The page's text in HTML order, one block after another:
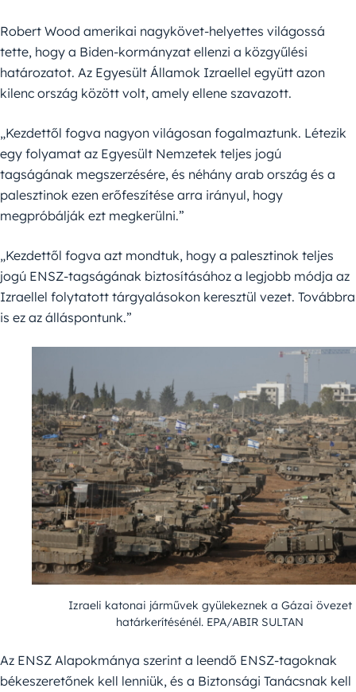
Robert Wood amerikai nagykövet-helyettes világossá
tette, hogy a Biden-kormányzat ellenzi a közgyűlési
határozatot. Az Egyesült Államok Izraellel együtt azon
kilenc ország között volt, amely ellene szavazott.
„Kezdettől fogva nagyon világosan fogalmaztunk. Létezik
egy folyamat az Egyesült Nemzetek teljes jogú
tagságának megszerzésére, és néhány arab ország és a
palesztinok ezen erőfeszítése arra irányul, hogy
megpróbálják ezt megkerülni.”
„Kezdettől fogva azt mondtuk, hogy a palesztinok teljes
jogú ENSZ-tagságának biztosításához a legjobb módja az
Izraellel folytatott tárgyalásokon keresztül vezet. Továbbra
is ez az álláspontunk.”
Izraeli katonai járművek gyülekeznek a Gázai övezet
határkerítésénél. EPA/ABIR SULTAN
Az ENSZ Alapokmánya szerint a leendő ENSZ-tagoknak
békeszeretőnek kell lenniük, és a Biztonsági Tanácsnak kell